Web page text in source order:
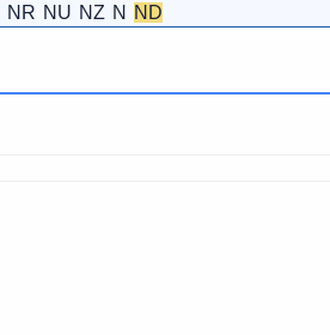
NR NU NZ N ND